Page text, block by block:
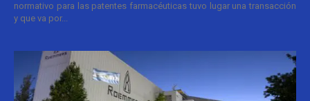
normativo para las patentes farmacéuticas tuvo lugar una transacción
y que va por...